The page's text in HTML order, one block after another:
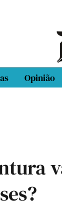
Opinião